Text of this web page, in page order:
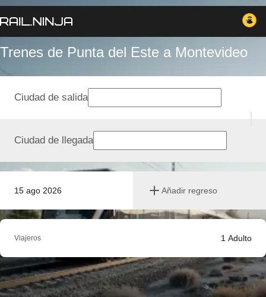
Trenes de Punta del Este a Montevideo
15 ago 2026 Añadir regreso
Ciudad de salida
Ciudad de llegada
Viajeros 1 Adulto